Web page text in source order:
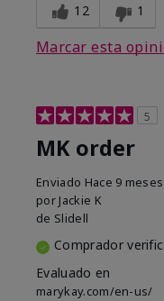
12 1
Marcar esta
5
MK order
Enviado Hace 9 meses
por Jackie K
de Slidell
Comprador
Evaluado en
marykay.com/en-us/